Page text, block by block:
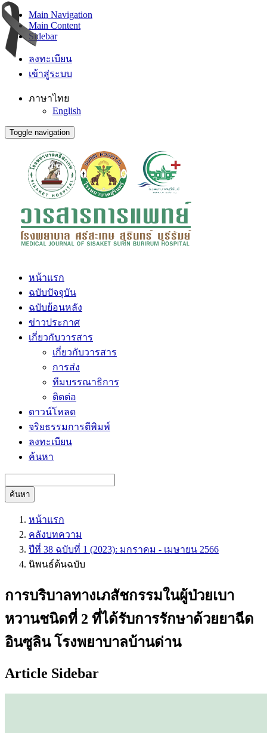
Main Navigation
Main Content
Sidebar
ลงทะเบียน
เข้าสู่ระบบ
ภาษาไทย
English
Toggle navigation
หน้าแรก
ฉบับปัจจุบัน
ฉบับย้อนหลัง
ข่าวประกาศ
เกี่ยวกับวารสาร
เกี่ยวกับวารสาร
การส่ง
ทีมบรรณาธิการ
ติดต่อ
ดาวน์โหลด
จริยธรรมการตีพิมพ์
ลงทะเบียน
ค้นหา
ค้นหา
หน้าแรก
คลังบทความ
ปีที่ 38 ฉบับที่ 1 (2023): มกราคม - เมษายน 2566
นิพนธ์ต้นฉบับ
การบริบาลทางเภสัชกรรมในผู้ป่วยเบา
หวานชนิดที่ 2 ที่ได้รับการรักษาด้วยยาฉีด
อินซูลิน โรงพยาบาลบ้านด่าน
Article Sidebar